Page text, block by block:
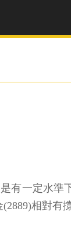
有一定水準
相對有撐